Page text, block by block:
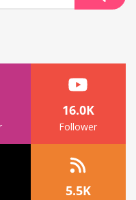
Suche
16.0K
Follower
5.5K